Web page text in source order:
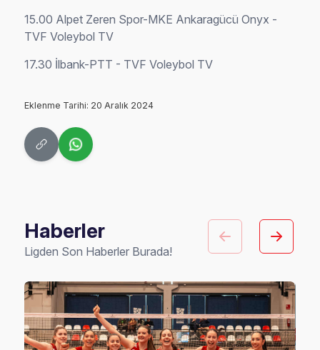
15.00 Alpet Zeren Spor-MKE Ankaragücü Onyx -
TVF Voleybol TV
17.30 İlbank-PTT - TVF Voleybol TV
Eklenme Tarihi: 20 Aralık 2024
Haberler
Ligden Son Haberler Burada!